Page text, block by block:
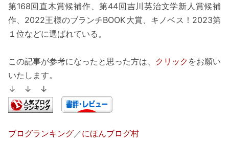
第168回直木賞候補作、第44回吉川英治文学新人賞候補
作、2022王様のブランチBOOK大賞、キノベス！2023第
１位などに選ばれている。
この記事が参考になったと思った方は、 クリック をお願い
いたします。
↓ ↓ ↓
ブログランキング ／にほんブログ村